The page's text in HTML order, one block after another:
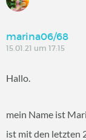
marina06/68
15.01.21 um 17:15
Hallo.
mein Name ist
ist mit den letzten